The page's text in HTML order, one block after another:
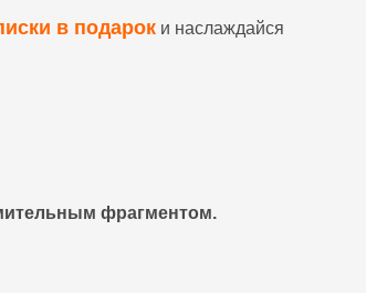
в подарок и наслаждайся
фрагментом.